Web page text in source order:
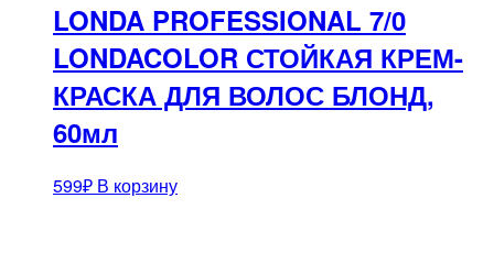
LONDA PROFESSIONAL 7/0
LONDACOLOR СТОЙКАЯ КРЕМ-
КРАСКА ДЛЯ ВОЛОС БЛОНД,
60мл
599₽ В корзину